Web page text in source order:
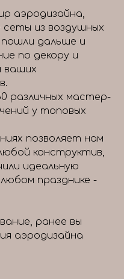
аэродизайна,
сеты из воздушных
дальше и
по декору и
ваших
различных мастер-
у топовых
позволяет нам
конструктив,
идеальную
празднике -
ранее вы
аэродизайна